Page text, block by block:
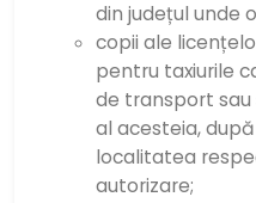
din județul unde
copii ale
pentru taxiurile
de transport sau
al acesteia,
localitatea
autorizare;